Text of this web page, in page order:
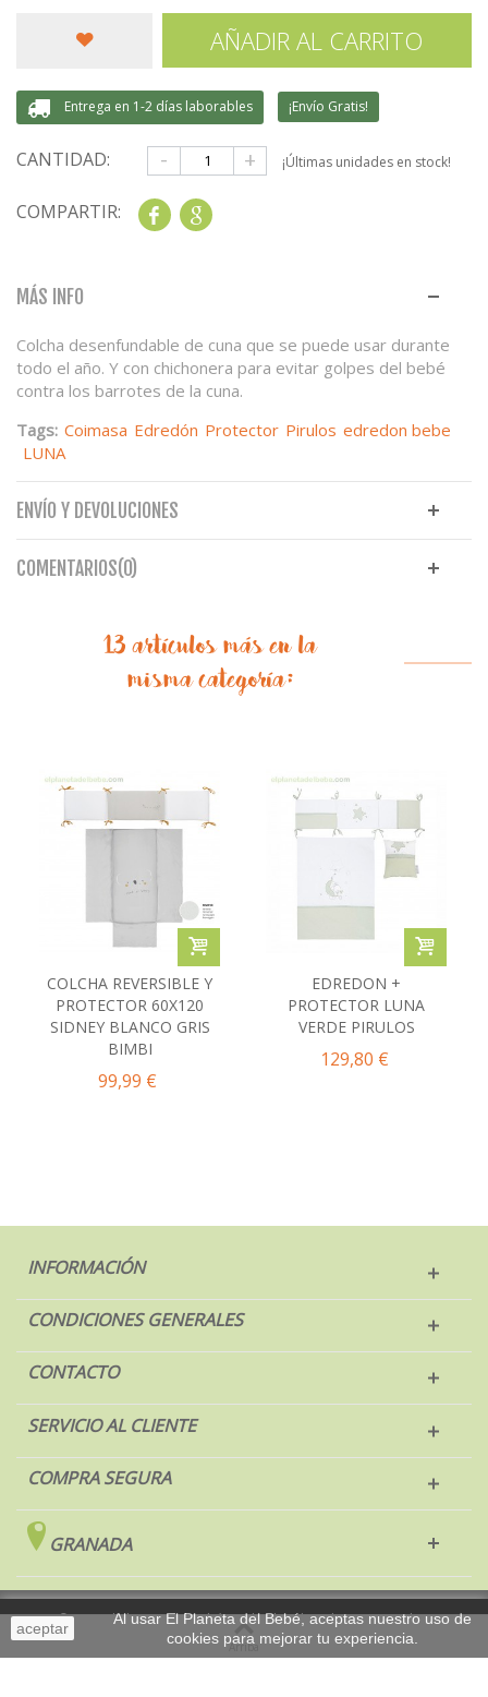
AÑADIR AL CARRITO
Entrega en 1-2 días laborables ¡Envío Gratis!
CANTIDAD: - + ¡Últimas unidades en stock!
COMPARTIR: Share
MÁS INFO
Colcha desenfundable de cuna que se puede usar durante
todo el año. Y con chichonera para evitar golpes del bebé
contra los barrotes de la cuna.
Tags: Coimasa Edredón Protector Pirulos edredon bebe
LUNA
ENVÍO Y DEVOLUCIONES
COMENTARIOS(0)
13 artículos más en la
misma categoría:
COLCHA REVERSIBLE Y
PROTECTOR 60X120
SIDNEY BLANCO GRIS
BIMBI
99,99 €
EDREDON +
PROTECTOR LUNA
VERDE PIRULOS
129,80 €
INFORMACIÓN
CONDICIONES GENERALES
CONTACTO
SERVICIO AL CLIENTE
COMPRA SEGURA
GRANADA
aceptar
Al usar El Planeta del Bebé, aceptas nuestro uso de
cookies para mejorar tu experiencia.
© 2017 El Planeta del Bebé. Todos los derechos reservados.
Sobremesa
Arriba